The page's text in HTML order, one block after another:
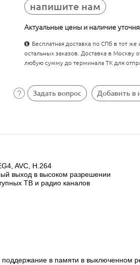
напишите нам
Актуальные цены и наличие
Бесплатная доставка по СПб в тот
остальных заказов. Доставка в Москву
любую сумму до терминала ТК для
Задать вопрос Добавить в
AVC, H.264
выход в высоком разрешении
ТВ и радио каналов
в памяти в выключенном